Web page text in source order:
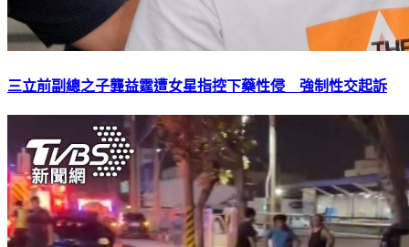
三立前副總之子龔益霆遭女星指控下藥性侵 強制性交起訴